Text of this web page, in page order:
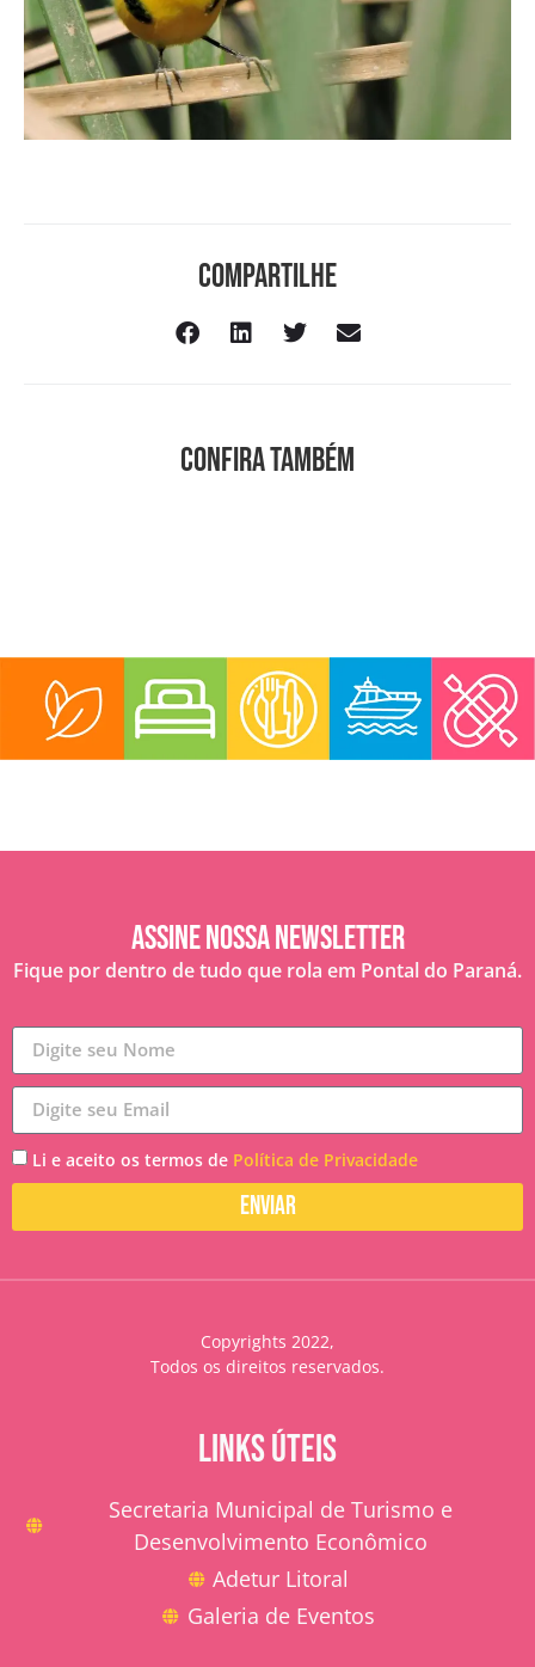
Compartilhe
Confira também
Assine nossa Newsletter
Fique por dentro de tudo que rola em Pontal do Paraná.
Li e aceito os termos de Política de Privacidade
Enviar
Copyrights 2022,
Todos os direitos reservados.
LINKS ÚTEIS
Secretaria Municipal de Turismo e
Desenvolvimento Econômico
Adetur Litoral
Galeria de Eventos